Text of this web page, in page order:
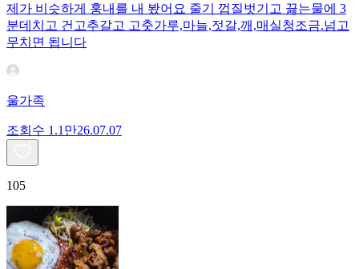
제가 비슷하게 훙내를 내 봤어요 줄기 껍질벗기고 끓는물에 3
분데치고 건고추갈고 고춧가루,마늘,젓갈,깨,매실청조금.넘고
무치면 됩니다
울가족
조회수 1.1만26.07.07
105